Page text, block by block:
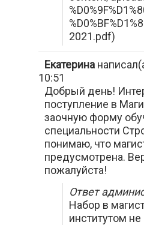
2021.pdf)
Екатерина
10:51
Добрый день!
поступление в
заочную форму
специальности
понимаю, что
предусмотрена.
пожалуйста!
Ответ
Набор в
институтом